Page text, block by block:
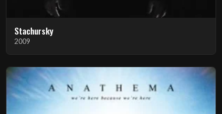
Stachursky
2009